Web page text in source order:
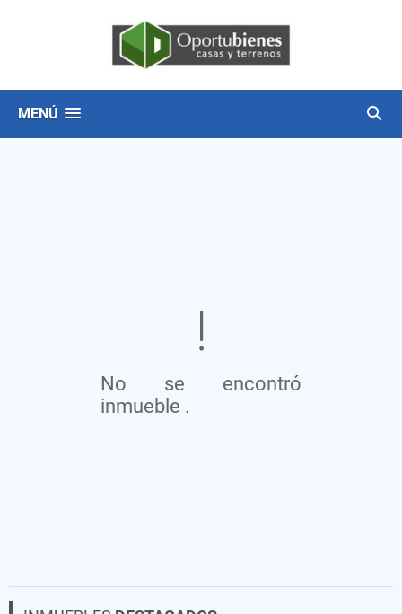
MENÚ
No se encontró
inmueble .